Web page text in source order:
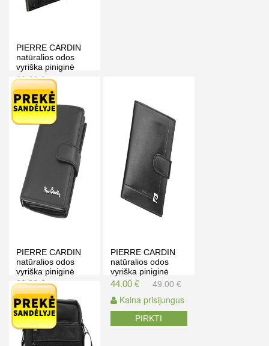
PIERRE CARDIN
natūralios odos
vyriška piniginė
TILAK15 8806
33.00 €
Kaina prisijungus
PIRKTI
PIERRE CARDIN
natūralios odos
vyriška piniginė
TILAK09 326A
39.90 €
Kaina prisijungus
PIRKTI
PIERRE CARDIN
natūralios odos
vyriška piniginė
YS507.1 331A
44.00 €
Kaina prisijungus
49.00 €
PIRKTI